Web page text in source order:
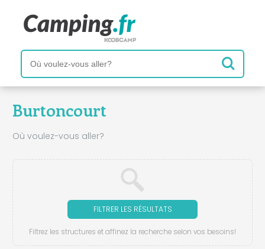
Burtoncourt
Où voulez-vous aller?
FILTRER LES RÉSULTATS
Filtrez les structures et affinez la recherche selon vos besoins!